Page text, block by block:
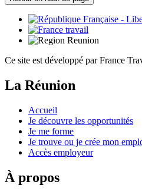
Ce site est développé par France
La Réunion
Accueil
Je découvre les opportunités
Je me forme
Je trouve ou je crée mon
Accès employeur
À propos